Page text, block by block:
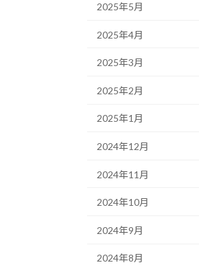
2025年5月
2025年4月
2025年3月
2025年2月
2025年1月
2024年12月
2024年11月
2024年10月
2024年9月
2024年8月